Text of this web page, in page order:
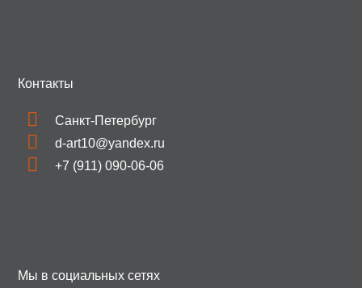
Контакты
Санкт-Петербург
d-art10@yandex.ru
+7 (911) 090-06-06
Мы в социальных сетях